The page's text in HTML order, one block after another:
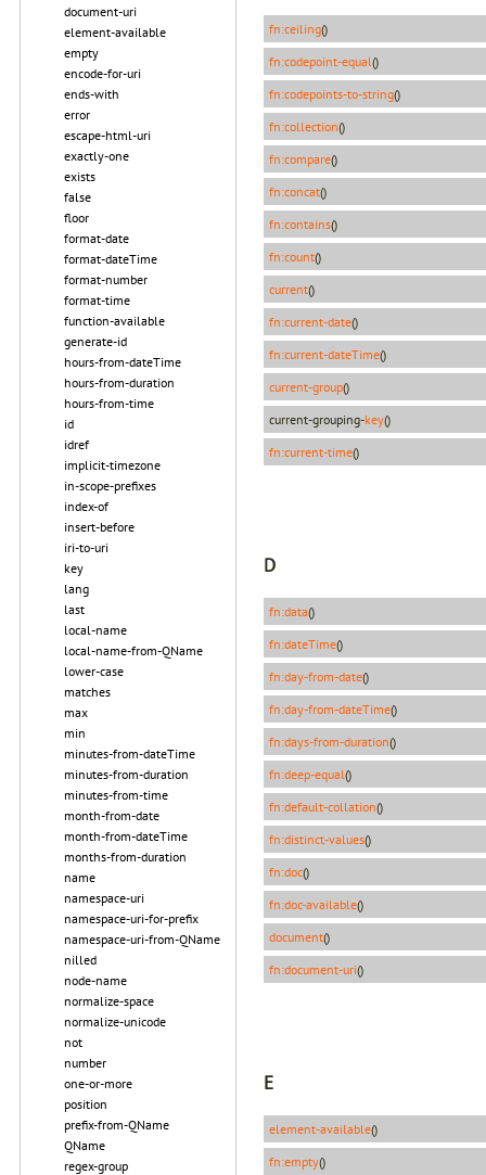
document-uri
element-available
empty
encode-for-uri
ends-with
error
escape-html-uri
exactly-one
exists
false
floor
format-date
format-dateTime
format-number
format-time
function-available
generate-id
hours-from-dateTime
hours-from-duration
hours-from-time
id
idref
implicit-timezone
in-scope-prefixes
index-of
insert-before
iri-to-uri
key
lang
last
local-name
local-name-from-QName
lower-case
matches
max
min
minutes-from-dateTime
minutes-from-duration
minutes-from-time
month-from-date
month-from-dateTime
months-from-duration
name
namespace-uri
namespace-uri-for-prefix
namespace-uri-from-QName
nilled
node-name
normalize-space
normalize-unicode
not
number
one-or-more
position
prefix-from-QName
QName
regex-group
fn:ceiling()
fn:codepoint-equal()
fn:codepoints-to-string()
fn:collection()
fn:compare()
fn:concat()
fn:contains()
fn:count()
current()
fn:current-date()
fn:current-dateTime()
current-group()
current-grouping-key()
fn:current-time()
D
fn:data()
fn:dateTime()
fn:day-from-date()
fn:day-from-dateTime()
fn:days-from-duration()
fn:deep-equal()
fn:default-collation()
fn:distinct-values()
fn:doc()
fn:doc-available()
document()
fn:document-uri()
E
element-available()
fn:empty()